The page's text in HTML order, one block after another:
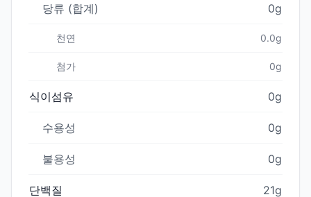
당류 (합계) 0g
천연 0.0g
첨가 0g
식이섬유 0g
수용성 0g
불용성 0g
단백질 21g